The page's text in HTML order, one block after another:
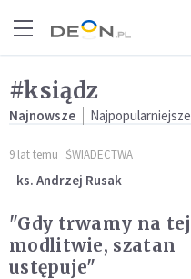
#ksiądz
Najnowsze Najpopularniejsze
9 lat temu ŚWIADECTWA
ks. Andrzej Rusak
"Gdy trwamy na tej
modlitwie, szatan
ustępuje"